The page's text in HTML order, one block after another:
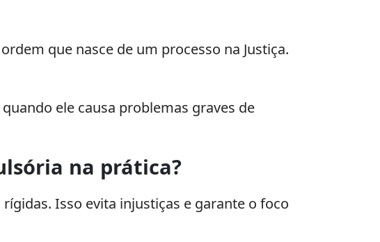
que nasce de um processo na Justiça.
ele causa problemas graves de
na prática?
Isso evita injustiças e garante o foco